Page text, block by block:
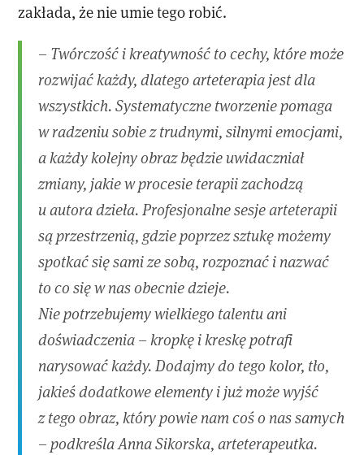
zakłada, że nie umie tego robić.
– Twórczość i kreatywność to cechy, które może
rozwijać każdy, dlatego arteterapia jest dla
wszystkich. Systematyczne tworzenie pomaga
w radzeniu sobie z trudnymi, silnymi emocjami,
a każdy kolejny obraz będzie uwidaczniał
zmiany, jakie w procesie terapii zachodzą
u autora dzieła. Profesjonalne sesje arteterapii
są przestrzenią, gdzie poprzez sztukę możemy
spotkać się sami ze sobą, rozpoznać i nazwać
to co się w nas obecnie dzieje.
Nie potrzebujemy wielkiego talentu ani
doświadczenia – kropkę i kreskę potrafi
narysować każdy. Dodajmy do tego kolor, tło,
jakieś dodatkowe elementy i już może wyjść
z tego obraz, który powie nam coś o nas samych
– podkreśla Anna Sikorska, arteterapeutka.